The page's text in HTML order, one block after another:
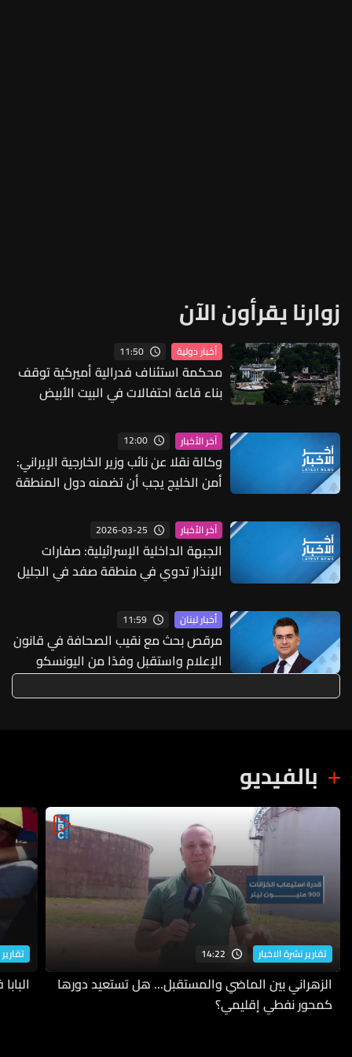
زوارنا يقرأون الآن
أخبار دولية 11:50
محكمة استئناف فدرالية أميركية توقف
بناء قاعة احتفالات في البيت الأبيض
آخر الأخبار 12:00
وكالة نقلا عن نائب وزير الخارجية الإيراني:
أمن الخليج يجب أن تضمنه دول المنطقة
آخر الأخبار 2026-03-25
الجبهة الداخلية الإسرائيلية: صفارات
الإنذار تدوي في منطقة صفد في الجليل
أخبار لبنان 11:59
مرقص بحث مع نقيب الصحافة في قانون
الإعلام واستقبل وفدًا من اليونسكو
بالفيديو
تقارير نشرة الاخبار 14:22
الزهراني بين الماضي والمستقبل... هل تستعيد دورها
كمحور نفطي إقليمي؟